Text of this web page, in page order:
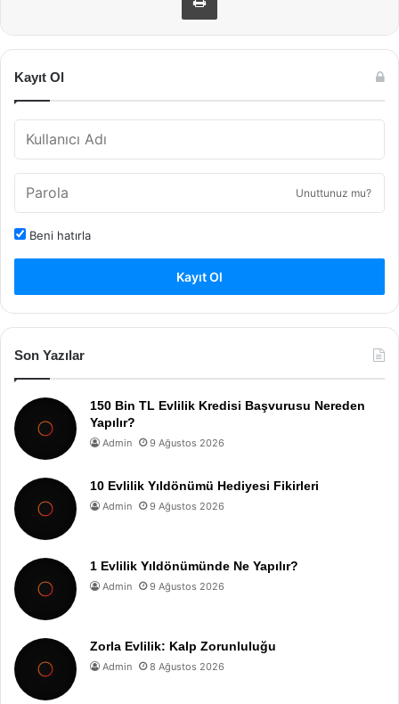
Kayıt Ol
Unuttunuz mu?
Beni hatırla
Kayıt Ol
Son Yazılar
150 Bin TL Evlilik Kredisi Başvurusu Nereden
Yapılır?
Admin 9 Ağustos 2026
10 Evlilik Yıldönümü Hediyesi Fikirleri
Admin 9 Ağustos 2026
1 Evlilik Yıldönümünde Ne Yapılır?
Admin 9 Ağustos 2026
Zorla Evlilik: Kalp Zorunluluğu
Admin 8 Ağustos 2026